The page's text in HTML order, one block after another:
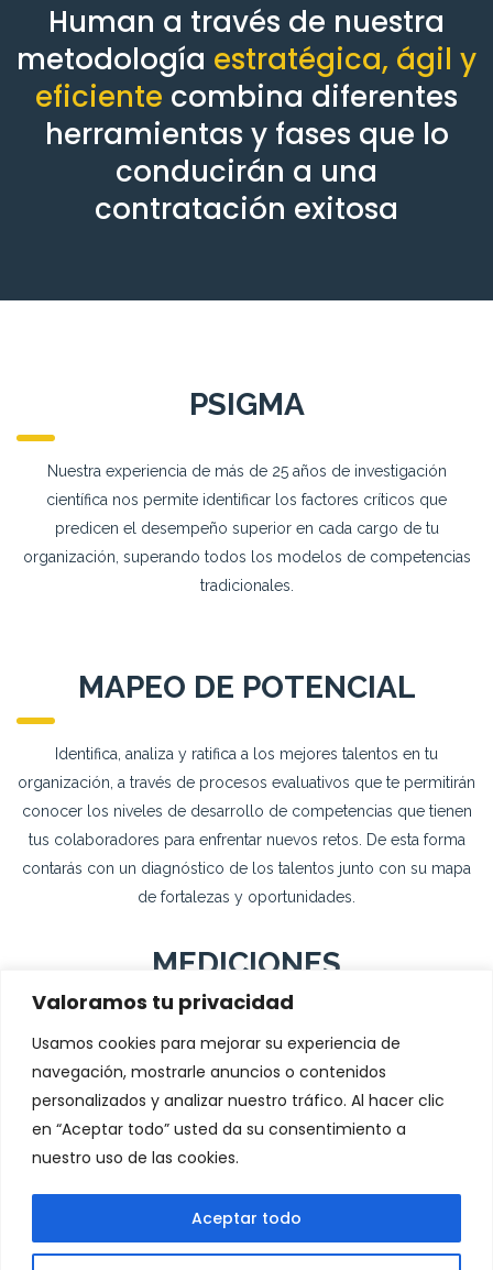
Valoramos tu privacidad
Usamos cookies para mejorar su experiencia de
navegación, mostrarle anuncios o contenidos
personalizados y analizar nuestro tráfico. Al hacer clic
en “Aceptar todo” usted da su consentimiento a
nuestro uso de las cookies.
Aceptar todo
Human a través de nuestra
metodología estratégica, ágil y
eficiente combina diferentes
herramientas y fases que lo
conducirán a una
contratación exitosa
PSIGMA
Nuestra experiencia de más de 25 años de investigación
científica nos permite identificar los factores críticos que
predicen el desempeño superior en cada cargo de tu
organización, superando todos los modelos de competencias
tradicionales.
MAPEO DE POTENCIAL
Identifica, analiza y ratifica a los mejores talentos en tu
organización, a través de procesos evaluativos que te permitirán
conocer los niveles de desarrollo de competencias que tienen
tus colaboradores para enfrentar nuevos retos. De esta forma
contarás con un diagnóstico de los talentos junto con su mapa
de fortalezas y oportunidades.
MEDICIONES
ORGANIZACIONALES
Diseñamos soluciones metodológicas que le permitan
diagnosticar, crear e implementar planes de desarrollo
enfocados a competencias, desempeño y prácticas de clima y
cultura organizacional, apalancados de las mejores
objetividad y confiabilidad a su proceso de evaluación.